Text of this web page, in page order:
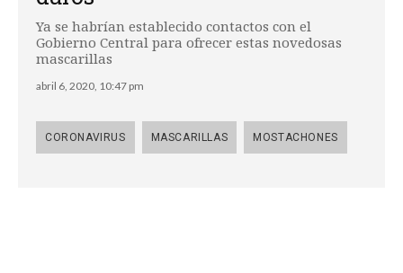
Ya se habrían establecido contactos con el
Gobierno Central para ofrecer estas novedosas
mascarillas
abril 6, 2020, 10:47 pm
CORONAVIRUS MASCARILLAS MOSTACHONES